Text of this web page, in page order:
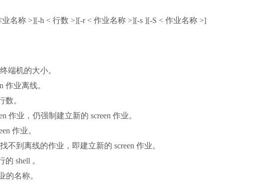
业名称 >][-h < 行数 >][-r < 作业名称 >][-s ][-S < 作业名称 >]
端机的大小。
业离线。
。
业，仍强制建立新的 screen 作业。
作业。
到离线的作业，即建立新的 screen 作业。
shell 。
的名称。